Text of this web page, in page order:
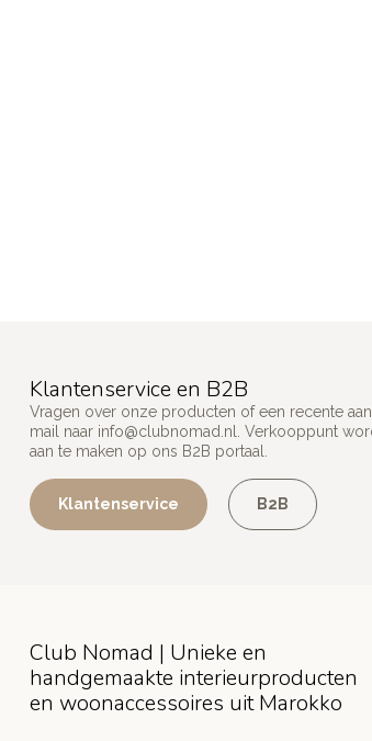
Klantenservice en B2B
Vragen over onze producten of een recente
mail naar info@clubnomad.nl . Verkooppunt
aan te maken op ons B2B portaal.
Klantenservice B2B
Club Nomad | Unieke en
handgemaakte interieurproducten
en woonaccessoires uit Marokko